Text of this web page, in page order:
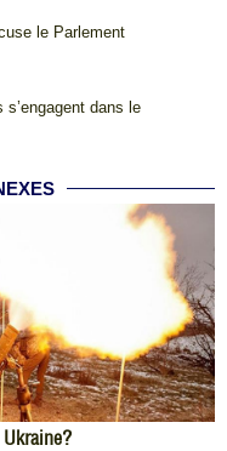
le Parlement
dans le